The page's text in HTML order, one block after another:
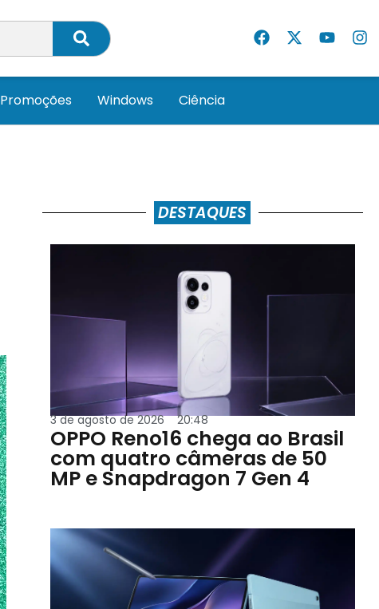
Promoções Windows Ciência
DESTAQUES
3 de agosto de 2026 20:48
OPPO Reno16 chega ao Brasil
com quatro câmeras de 50
MP e Snapdragon 7 Gen 4